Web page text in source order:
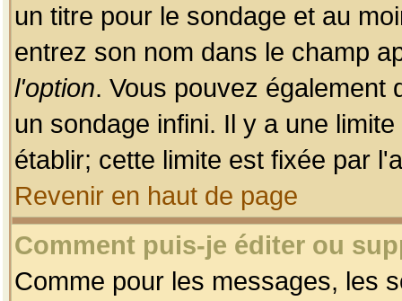
un titre pour le sondage et au
entrez son nom dans le champ
l'option. Vous pouvez également
un sondage infini. Il y a une
établir; cette limite est fixée par
Revenir en haut de page
Comment puis-je éditer ou
Comme pour les messages, les